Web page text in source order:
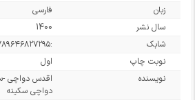
زبان
فارسی
سال نشر
1400
شابک
:۹۷۸۹۶۴۶۸۲۷۲۹۵
نوبت چاپ
اول
نویسنده
اقدس دواچی -
دواچی سکینه